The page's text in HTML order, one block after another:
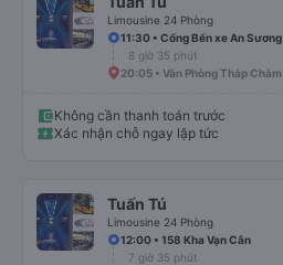
Limousine 24 Phòng
11:30 • Cổng Bến xe An Sương
8 giờ 35 phút
20:05 • Văn Phòng Tháp Chàm
Không cần thanh toán trước
Xác nhận chỗ ngay lập tức
Tuấn Tú
Limousine 24 Phòng
12:00 • 158 Kha Vạn Cân
7 giờ 35 phút